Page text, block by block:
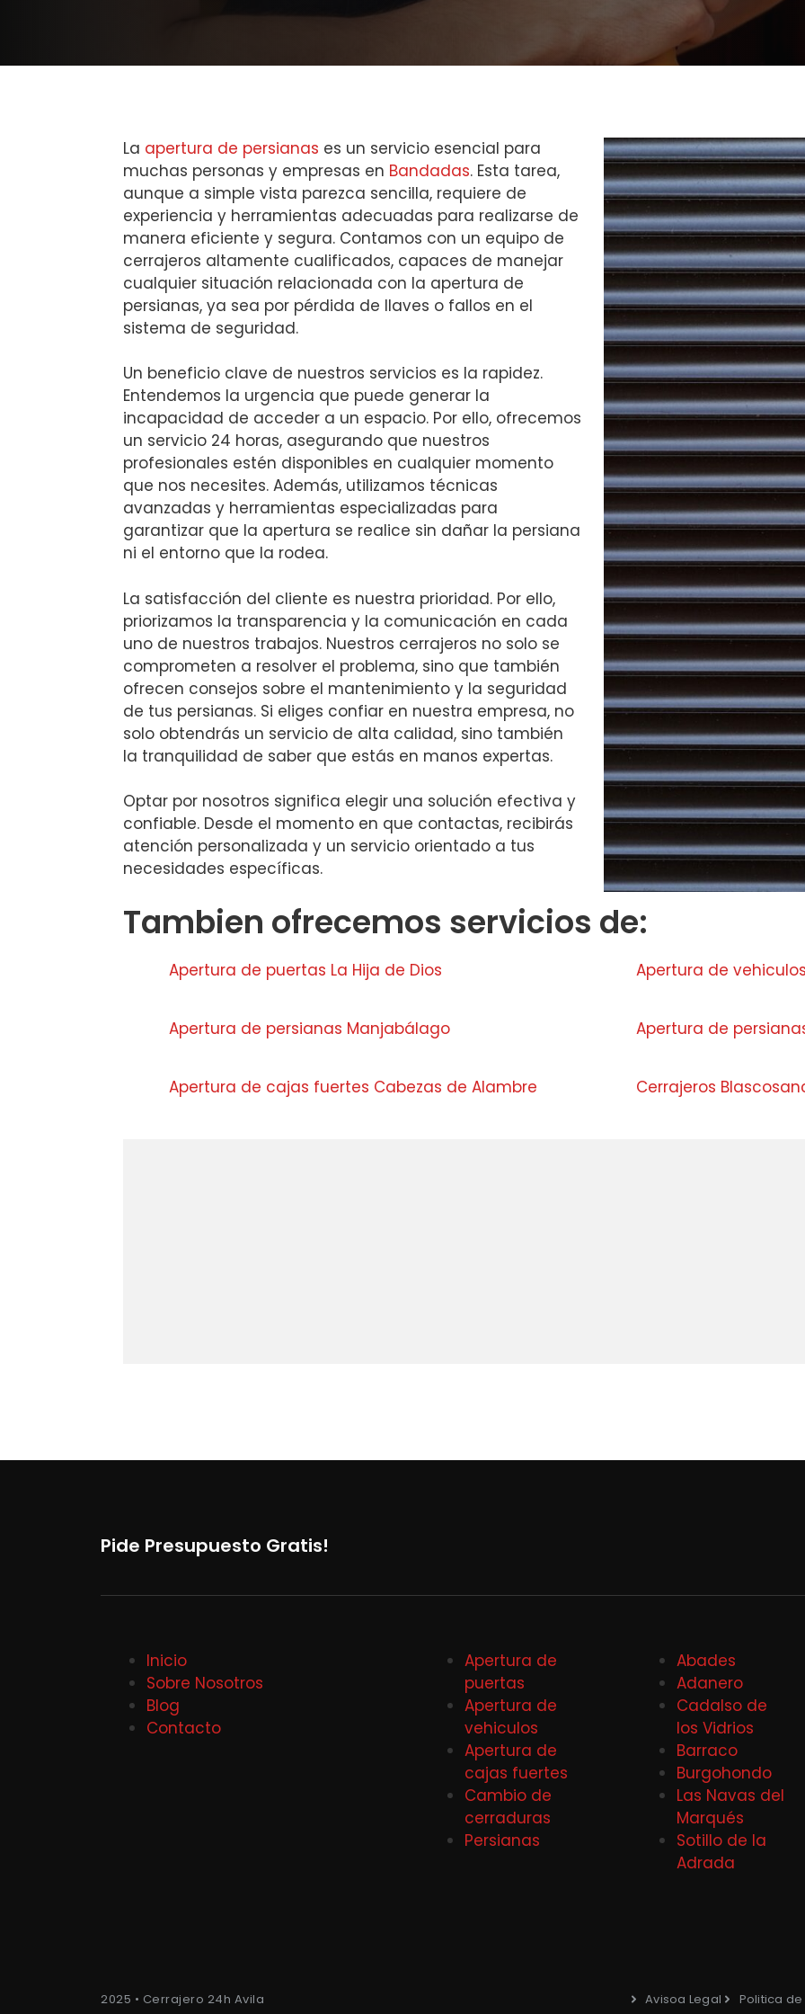
La apertura de persianas es un servicio esencial para
muchas personas y empresas en Bandadas. Esta tarea,
aunque a simple vista parezca sencilla, requiere de
experiencia y herramientas adecuadas para realizarse de
manera eficiente y segura. Contamos con un equipo de
cerrajeros altamente cualificados, capaces de manejar
cualquier situación relacionada con la apertura de
persianas, ya sea por pérdida de llaves o fallos en el
sistema de seguridad.
Un beneficio clave de nuestros servicios es la rapidez.
Entendemos la urgencia que puede generar la
incapacidad de acceder a un espacio. Por ello, ofrecemos
un servicio 24 horas, asegurando que nuestros
profesionales estén disponibles en cualquier momento
que nos necesites. Además, utilizamos técnicas
avanzadas y herramientas especializadas para
garantizar que la apertura se realice sin dañar la persiana
ni el entorno que la rodea.
La satisfacción del cliente es nuestra prioridad. Por ello,
priorizamos la transparencia y la comunicación en cada
uno de nuestros trabajos. Nuestros cerrajeros no solo se
comprometen a resolver el problema, sino que también
ofrecen consejos sobre el mantenimiento y la seguridad
de tus persianas. Si eliges confiar en nuestra empresa, no
solo obtendrás un servicio de alta calidad, sino también
la tranquilidad de saber que estás en manos expertas.
Optar por nosotros significa elegir una solución efectiva y
confiable. Desde el momento en que contactas, recibirás
atención personalizada y un servicio orientado a tus
necesidades específicas.
Tambien ofrecemos servicios de:
Apertura de puertas La Hija de Dios Apertura de
Apertura de persianas Manjabálago Apertura de
Apertura de cajas fuertes Cabezas de Alambre Cerrajeros
Pide Presupuesto Gratis!
Inicio
Sobre Nosotros
Blog
Contacto
Apertura de
puertas
Apertura de
vehiculos
Apertura de
cajas fuertes
Cambio de
cerraduras
Persianas
Abades
Adanero
Cadalso de
los Vidrios
Barraco
Burgohondo
Las Navas del
Marqués
Sotillo de la
Adrada
2025 • Cerrajero 24h Avila Avisoa Legal Politica